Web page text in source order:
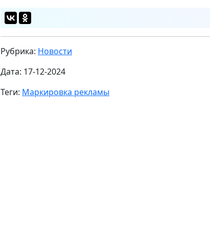
Рубрика: Новости
Дата: 17-12-2024
Теги: Маркировка рекламы